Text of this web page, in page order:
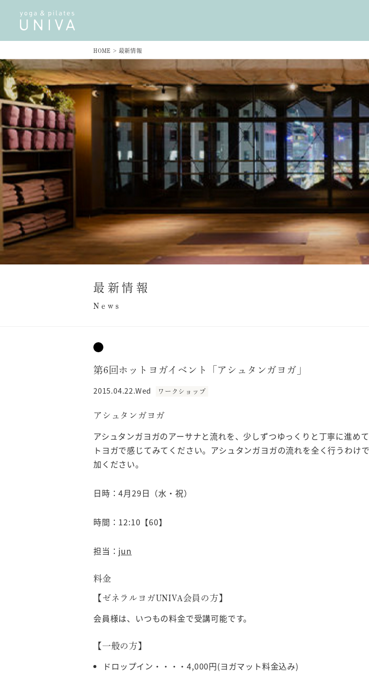
HOME > 最新情報
最新情報
News
第6回ホットヨガイベント「アシュタンガヨガ」
2015.04.22.Wed ワークショップ
アシュタンガヨガ
アシュタンガヨガのアーサナと流れを、少しずつゆっくりと丁寧に進め
トヨガで感じてみてください。アシュタンガヨガの流れを全く行うわ
加ください。
日時：4月29日（水・祝）
時間：12:10【60】
担当： jun
料金
【ゼネラルヨガUNIVA会員の方】
会員様は、いつもの料金で受講可能です。
【一般の方】
ドロップイン・・・・4,000円(ヨガマット料金込み)